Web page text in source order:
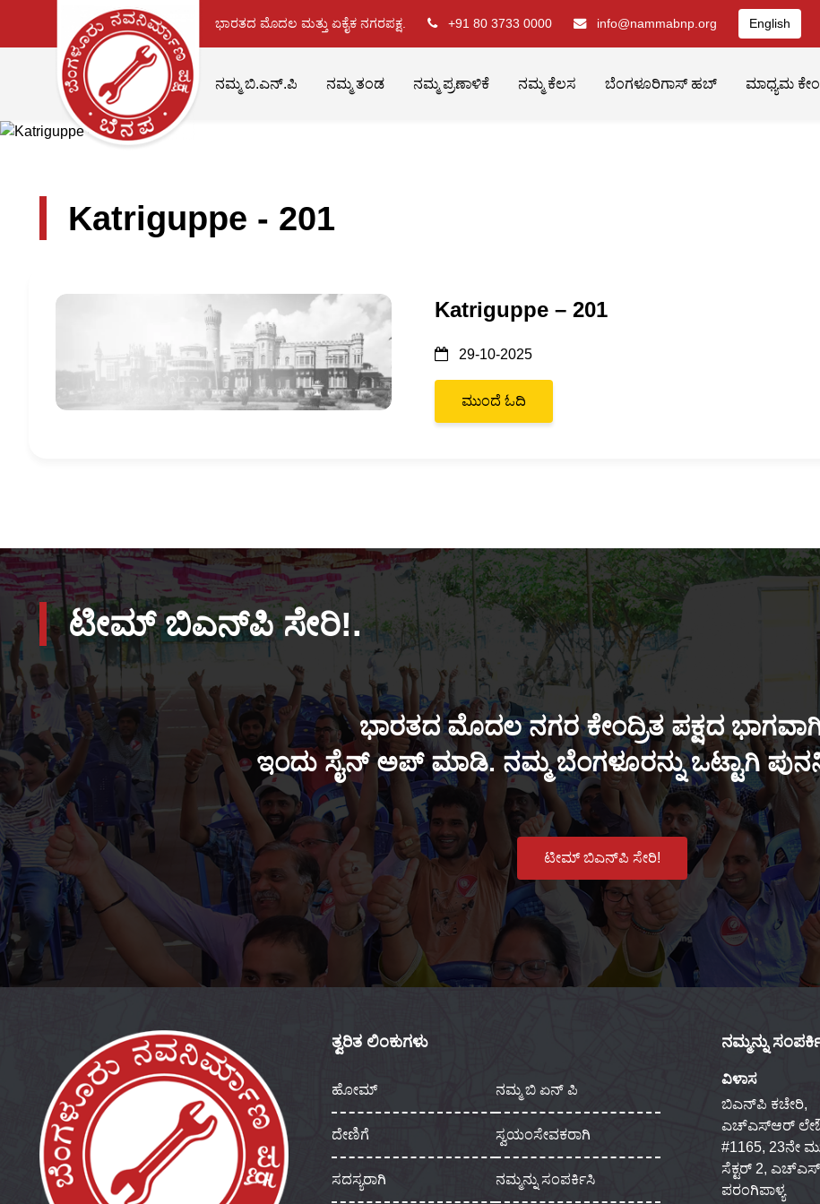
ಭಾರತದ ಮೊದಲ ಮತ್ತು ಏಕೈಕ ನಗರಪಕ್ಷ. +91 80 3733 0000 info@nammabnp.org English
ನಮ್ಮ ಬಿ.ಎನ್.ಪಿ ನಮ್ಮ ತಂಡ ನಮ್ಮ ಪ್ರಣಾಳಿಕೆ ನಮ್ಮ ಕೆಲಸ ಬೆಂಗಳೂರಿಗಾಸ್ ಹಬ್ ಮಾಧ್ಯಮ
Katriguppe - 201
Katriguppe – 201
29-10-2025
ಮುಂದೆ ಓದಿ
ಟೀಮ್ ಬಿಎನ್‌ಪಿ ಸೇರಿ!.
ಭಾರತದ ಮೊದಲ ನಗರ ಕೇಂದ್ರಿತ ಪಕ್ಷದ
ಇಂದು ಸೈನ್ ಅಪ್ ಮಾಡಿ. ನಮ್ಮ ಬೆಂಗಳೂರನ್ನು ಒಟ್ಟಾಗಿ
ಟೀಮ್ ಬಿಎನ್‌ಪಿ ಸೇರಿ!
ತ್ವರಿತ ಲಿಂಕುಗಳು
ಹೋಮ್ ನಮ್ಮ ಬಿ ಏನ್ ಪಿ
ದೇಣಿಗೆ ಸ್ವಯಂಸೇವಕರಾಗಿ
ಸದಸ್ಯರಾಗಿ ನಮ್ಮನ್ನು ಸಂಪರ್ಕಿಸಿ
ನಮ್ಮನ್ನು
ವಿಳಾಸ
ಬಿಎನ್‌ಪಿ ಕಚೇರಿ,
ಎಚ್‌ಎಸ್‌ಆರ್
#1165, 23ನೇ
ಸೆಕ್ಟರ್ 2,
ಪರಂಗಿಪಾಳ್ಯ